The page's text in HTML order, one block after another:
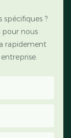
spécifiques ?
pour nous
rapidement